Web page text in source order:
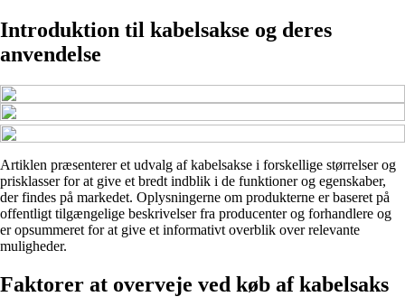
Introduktion til kabelsakse og deres
anvendelse
Artiklen præsenterer et udvalg af kabelsakse i forskellige størrelser og
prisklasser for at give et bredt indblik i de funktioner og egenskaber,
der findes på markedet. Oplysningerne om produkterne er baseret på
offentligt tilgængelige beskrivelser fra producenter og forhandlere og
er opsummeret for at give et informativt overblik over relevante
muligheder.
Faktorer at overveje ved køb af kabelsaks